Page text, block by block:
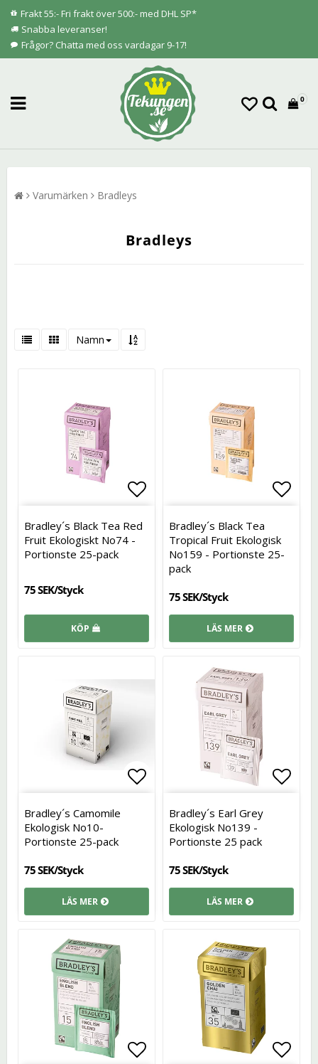
Frakt 55:- Fri frakt över 500:- med DHL SP*
Snabba leveranser!
Frågor? Chatta med oss vardagar 9-17!
0
Varumärken Bradleys
Bradleys
Namn
Lägg till i favoritlistan
Bradley´s Black Tea Red
Fruit Ekologiskt No74 -
Portionste 25-pack
75 SEK/Styck
KÖP
Bradley´s Black Tea
Tropical Fruit Ekologisk
No159 - Portionste 25-
pack
75 SEK/Styck
LÄS MER
Lägg till i favoritlistan
Bradley´s Camomile
Ekologisk No10-
Portionste 25-pack
75 SEK/Styck
LÄS MER
Bradley´s Earl Grey
Ekologisk No139 -
Portionste 25 pack
75 SEK/Styck
LÄS MER